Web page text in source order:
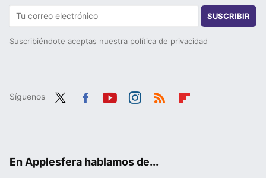
SUSCRIBIR
Suscribiéndote aceptas nuestra política de privacidad
Síguenos
En Applesfera hablamos de...